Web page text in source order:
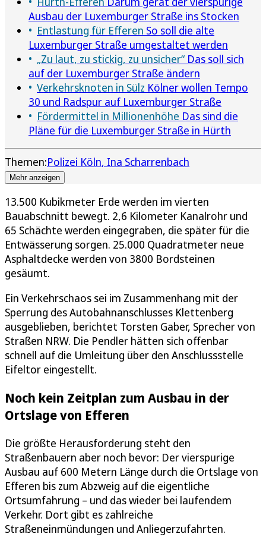
Ausbau der Luxemburger Straße ins Stocken
Entlastung für Efferen So soll die alte
Luxemburger Straße umgestaltet werden
„Zu laut, zu stickig, zu unsicher“ Das soll sich
auf der Luxemburger Straße ändern
Verkehrsknoten in Sülz Kölner wollen Tempo
30 und Radspur auf Luxemburger Straße
Fördermittel in Millionenhöhe Das sind die
Pläne für die Luxemburger Straße in Hürth
Themen:Polizei Köln Ina Scharrenbach
Mehr anzeigen
13.500 Kubikmeter Erde werden im vierten
Bauabschnitt bewegt. 2,6 Kilometer Kanalrohr und
65 Schächte werden eingegraben, die später für die
Entwässerung sorgen. 25.000 Quadratmeter neue
Asphaltdecke werden von 3800 Bordsteinen
gesäumt.
Ein Verkehrschaos sei im Zusammenhang mit der
Sperrung des Autobahnanschlusses Klettenberg
ausgeblieben, berichtet Torsten Gaber, Sprecher von
Straßen NRW. Die Pendler hätten sich offenbar
schnell auf die Umleitung über den Anschlussstelle
Eifeltor eingestellt.
Noch kein Zeitplan zum Ausbau in der
Ortslage von Efferen
Die größte Herausforderung steht den
Straßenbauern aber noch bevor: Der vierspurige
Ausbau auf 600 Metern Länge durch die Ortslage von
Efferen bis zum Abzweig auf die eigentliche
Ortsumfahrung – und das wieder bei laufendem
Verkehr. Dort gibt es zahlreiche
Straßeneinmündungen und Anliegerzufahrten.